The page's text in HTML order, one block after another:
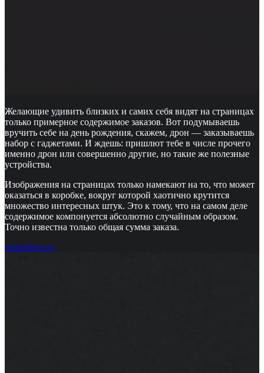
Желающие удивить близких и самих себя видят на страницах
только примерное содержимое заказов. Вот подумываешь
вручить себе на день рождения, скажем, дрон — заказываешь
набор с гаджетами. И ждешь: пришлют тебе в числе прочего
именно дрон или совершенно другие, но такие же полезные
устройства.
Изображения на страницах только намекают на то, что может
оказаться в коробке, вокруг которой хаотично крутится
множество интересных штук. Это к тому, что на самом деле
содержимое компонуется абсолютно случайным образом.
Точно известна только общая сумма заказа.
surprizbox.ru